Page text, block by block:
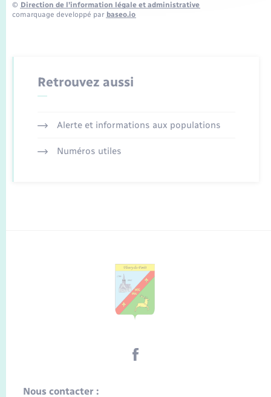
© Direction de l’information légale et administrative
comarquage developpé par baseo.io
Retrouvez aussi
Alerte et informations aux populations
Numéros utiles
Nous contacter :